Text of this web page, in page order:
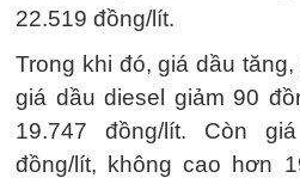
22.519 đồng/lít.
Trong khi đó, giá dầu
giá dầu diesel giảm 90
19.747 đồng/lít. Còn
đồng/lít, không cao hơn